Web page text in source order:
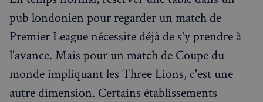
pub londonien pour regarder un match de
Premier League nécessite déjà de s'y prendre à
l'avance. Mais pour un match de Coupe du
monde impliquant les Three Lions, c'est une
autre dimension. Certains établissements